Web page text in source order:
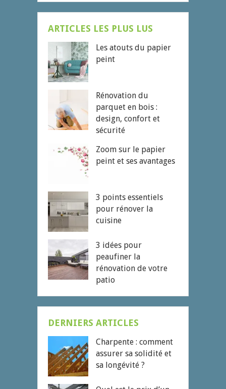
ARTICLES LES PLUS LUS
Les atouts du papier
peint
Rénovation du
parquet en bois :
design, confort et
sécurité
Zoom sur le papier
peint et ses avantages
3 points essentiels
pour rénover la
cuisine
3 idées pour
peaufiner la
rénovation de votre
patio
DERNIERS ARTICLES
Charpente : comment
assurer sa solidité et
sa longévité ?